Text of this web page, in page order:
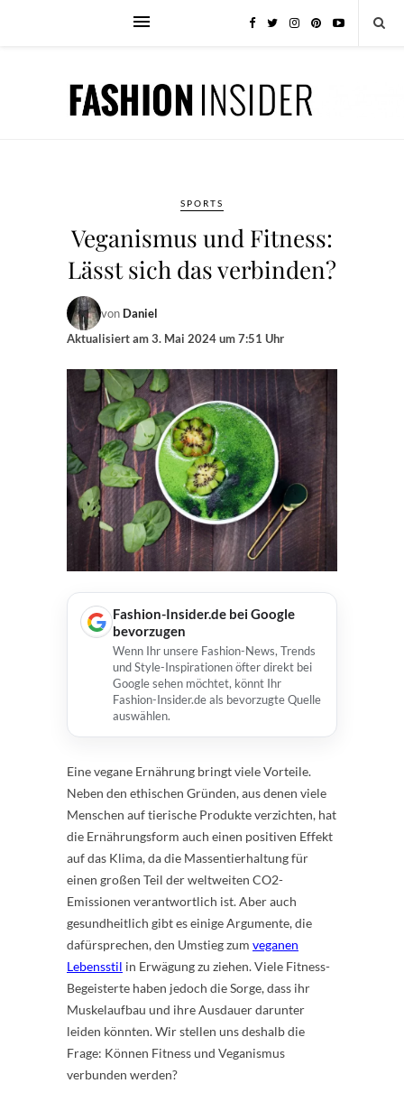
SPORTS
Veganismus und Fitness:
Lässt sich das verbinden?
von Daniel
Aktualisiert am3. Mai 2024 um 7:51 Uhr
Fashion-Insider.de bei Google
bevorzugen
Wenn Ihr unsere Fashion-News, Trends
und Style-Inspirationen öfter direkt bei
Google sehen möchtet, könnt Ihr
Fashion-Insider.de als bevorzugte Quelle
auswählen.
Eine vegane Ernährung bringt viele Vorteile.
Neben den ethischen Gründen, aus denen viele
Menschen auf tierische Produkte verzichten, hat
die Ernährungsform auch einen positiven Effekt
auf das Klima, da die Massentierhaltung für
einen großen Teil der weltweiten CO2-
Emissionen verantwortlich ist. Aber auch
gesundheitlich gibt es einige Argumente, die
dafürsprechen, den Umstieg zum veganen
Lebensstil in Erwägung zu ziehen. Viele Fitness-
Begeisterte haben jedoch die Sorge, dass ihr
Muskelaufbau und ihre Ausdauer darunter
leiden könnten. Wir stellen uns deshalb die
Frage: Können Fitness und Veganismus
verbunden werden?